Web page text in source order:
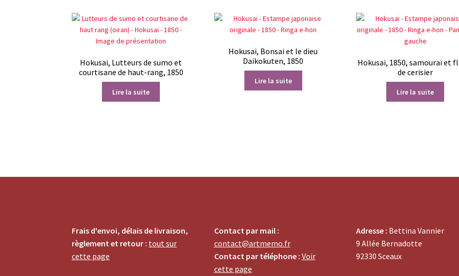
Hokusai, Lutteurs de sumo et
courtisane de haut-rang, 1850
Lire la suite
Hokusai, Bonsai et le dieu
Daikokuten, 1850
Lire la suite
Hokusai, 1850, samouraï et
de cerisier
Lire la suite
Frais d'envoi, délais de livraison,
règlement et retour : tout sur
cette page
Contact par mail :
contact@artmemo.fr
Contact par téléphone : Voir
cette page
Adresse : Bettina Vannier
9 Allée Bernadotte
92330 Sceaux